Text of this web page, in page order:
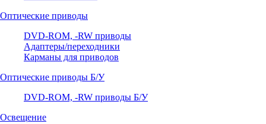
Оптические приводы
DVD-ROM, -RW приводы
Адаптеры/переходники
Карманы для приводов
Оптические приводы Б/У
DVD-ROM, -RW приводы Б/У
Освещение